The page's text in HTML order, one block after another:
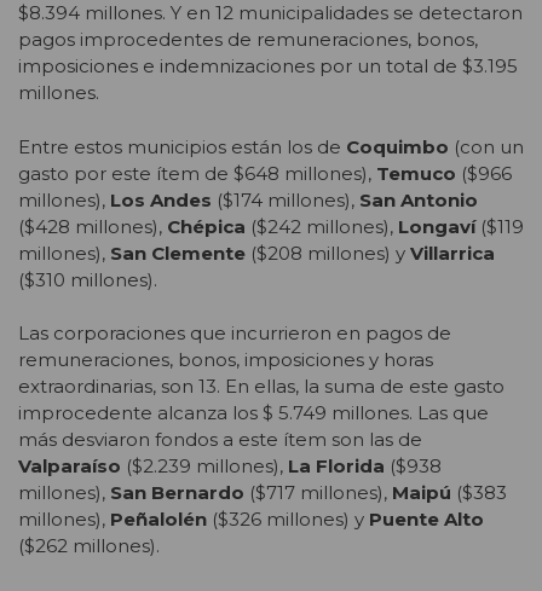
$8.394 millones. Y en 12 municipalidades se detectaron
pagos improcedentes de remuneraciones, bonos,
imposiciones e indemnizaciones por un total de $3.195
millones.
Entre estos municipios están los de Coquimbo (con un
gasto por este ítem de $648 millones), Temuco ($966
millones), Los Andes ($174 millones), San Antonio
($428 millones), Chépica ($242 millones), Longaví($119
millones), San Clemente ($208 millones) y Villarrica
($310 millones).
Las corporaciones que incurrieron en pagos de
remuneraciones, bonos, imposiciones y horas
extraordinarias, son 13. En ellas, la suma de este gasto
improcedente alcanza los $ 5.749 millones. Las que
más desviaron fondos a este ítem son las de
Valparaíso ($2.239 millones), La Florida ($938
millones), San Bernardo ($717 millones), Maipú ($383
millones), Peñalolén ($326 millones) y Puente Alto
($262 millones).